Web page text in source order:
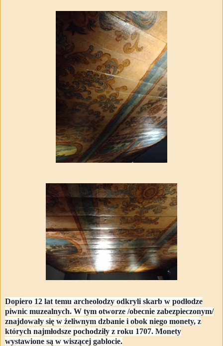
Dopiero 12 lat temu archeolodzy odkryli skarb w podłodze
piwnic muzealnych. W tym otworze /obecnie zabezpieczonym/
znajdowały się w żeliwnym dzbanie i obok niego monety, z
których najmłodsze pochodziły z roku 1707. Monety
wystawione są w wiszącej gablocie.